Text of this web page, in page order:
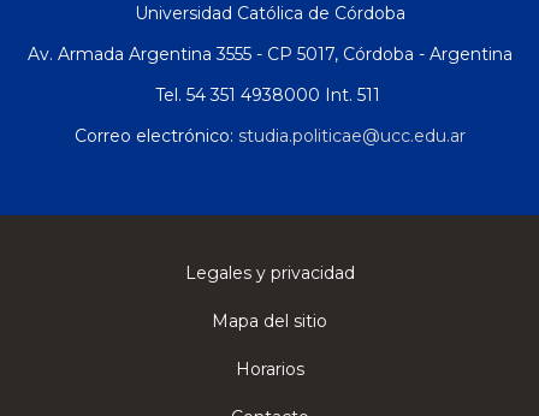
Universidad Católica de Córdoba
Av. Armada Argentina 3555 - CP 5017, Córdoba - Argentina
Tel. 54 351 4938000 Int. 511
Correo electrónico: studia.politicae@ucc.edu.ar
Legales y privacidad
Mapa del sitio
Horarios